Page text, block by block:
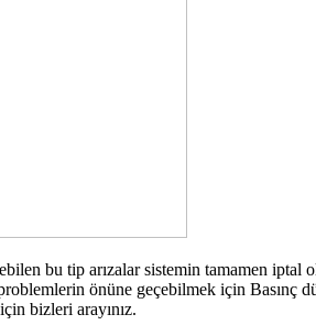
bu tip arızalar sistemin tamamen iptal
önüne geçebilmek için
bizleri arayınız.